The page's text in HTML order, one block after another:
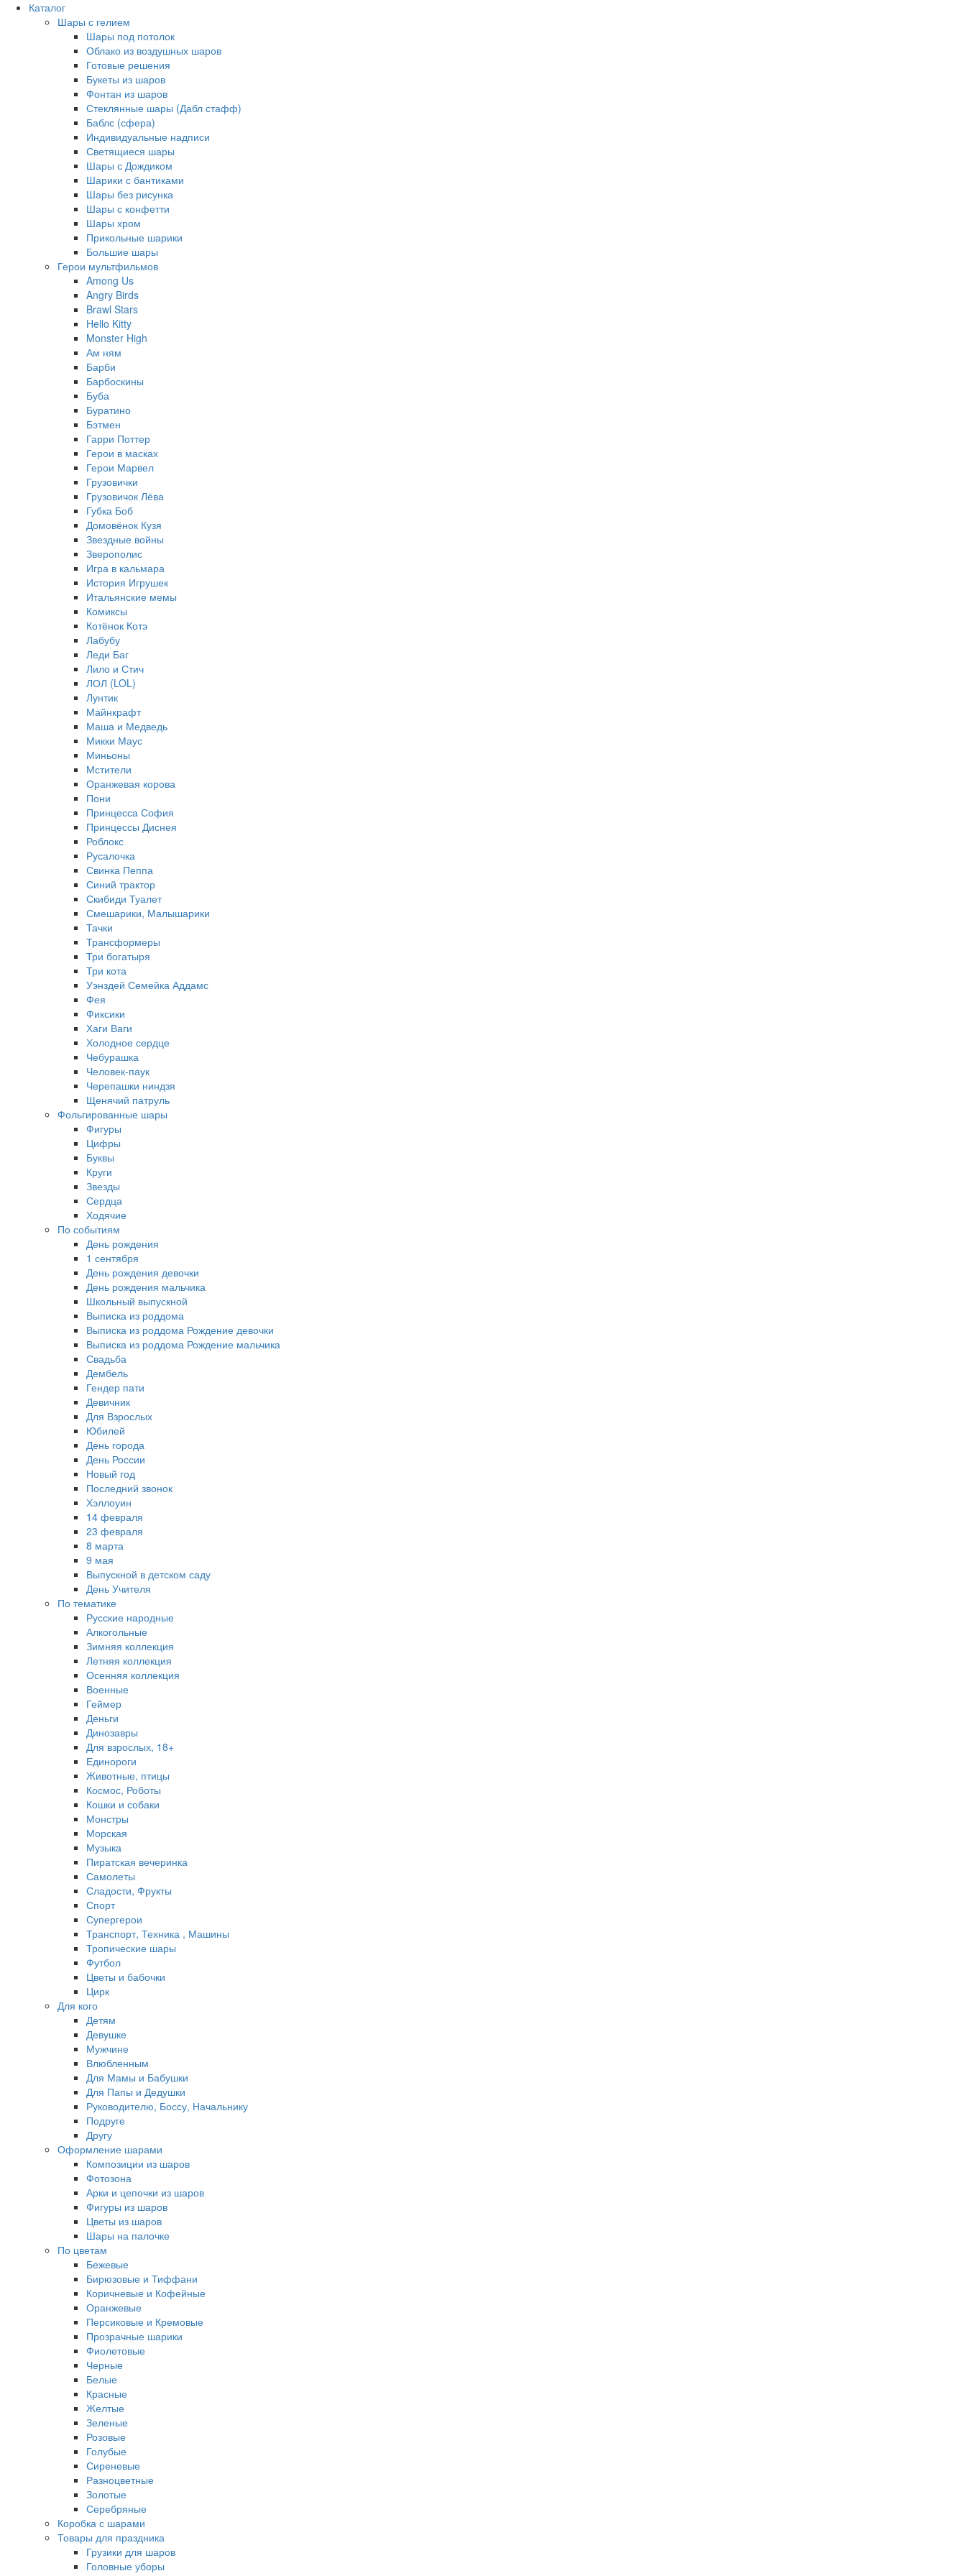
Каталог
Шары с гелием
Шары под потолок
Облако из воздушных шаров
Готовые решения
Букеты из шаров
Фонтан из шаров
Стеклянные шары (Дабл стафф)
Баблс (сфера)
Индивидуальные надписи
Светящиеся шары
Шары с Дождиком
Шарики с бантиками
Шары без рисунка
Шары с конфетти
Шары хром
Прикольные шарики
Большие шары
Герои мультфильмов
Among Us
Angry Birds
Brawl Stars
Hello Kitty
Monster High
Ам ням
Барби
Барбоскины
Буба
Буратино
Бэтмен
Гарри Поттер
Герои в масках
Герои Марвел
Грузовички
Грузовичок Лёва
Губка Боб
Домовёнок Кузя
Звездные войны
Зверополис
Игра в кальмара
История Игрушек
Итальянские мемы
Комиксы
Котёнок Котэ
Лабубу
Леди Баг
Лило и Стич
ЛОЛ (LOL)
Лунтик
Майнкрафт
Маша и Медведь
Микки Маус
Миньоны
Мстители
Оранжевая корова
Пони
Принцесса София
Принцессы Диснея
Роблокс
Русалочка
Свинка Пеппа
Синий трактор
Скибиди Туалет
Смешарики, Малышарики
Тачки
Трансформеры
Три богатыря
Три кота
Уэнздей Семейка Аддамс
Фея
Фиксики
Хаги Ваги
Холодное сердце
Чебурашка
Человек-паук
Черепашки ниндзя
Щенячий патруль
Фольгированные шары
Фигуры
Цифры
Буквы
Круги
Звезды
Сердца
Ходячие
По событиям
День рождения
1 сентября
День рождения девочки
День рождения мальчика
Школьный выпускной
Выписка из роддома
Выписка из роддома Рождение девочки
Выписка из роддома Рождение мальчика
Свадьба
Дембель
Гендер пати
Девичник
Для Взрослых
Юбилей
День города
День России
Новый год
Последний звонок
Хэллоуин
14 февраля
23 февраля
8 марта
9 мая
Выпускной в детском саду
День Учителя
По тематике
Русские народные
Алкогольные
Зимняя коллекция
Летняя коллекция
Осенняя коллекция
Военные
Геймер
Деньги
Динозавры
Для взрослых, 18+
Единороги
Животные, птицы
Космос, Роботы
Кошки и собаки
Монстры
Морская
Музыка
Пиратская вечеринка
Самолеты
Сладости, Фрукты
Спорт
Супергерои
Транспорт, Техника , Машины
Тропические шары
Футбол
Цветы и бабочки
Цирк
Для кого
Детям
Девушке
Мужчине
Влюбленным
Для Мамы и Бабушки
Для Папы и Дедушки
Руководителю, Боссу, Начальнику
Подруге
Другу
Оформление шарами
Композиции из шаров
Фотозона
Арки и цепочки из шаров
Фигуры из шаров
Цветы из шаров
Шары на палочке
По цветам
Бежевые
Бирюзовые и Тиффани
Коричневые и Кофейные
Оранжевые
Персиковые и Кремовые
Прозрачные шарики
Фиолетовые
Черные
Белые
Красные
Желтые
Зеленые
Розовые
Голубые
Сиреневые
Разноцветные
Золотые
Серебряные
Коробка с шарами
Товары для праздника
Грузики для шаров
Головные уборы